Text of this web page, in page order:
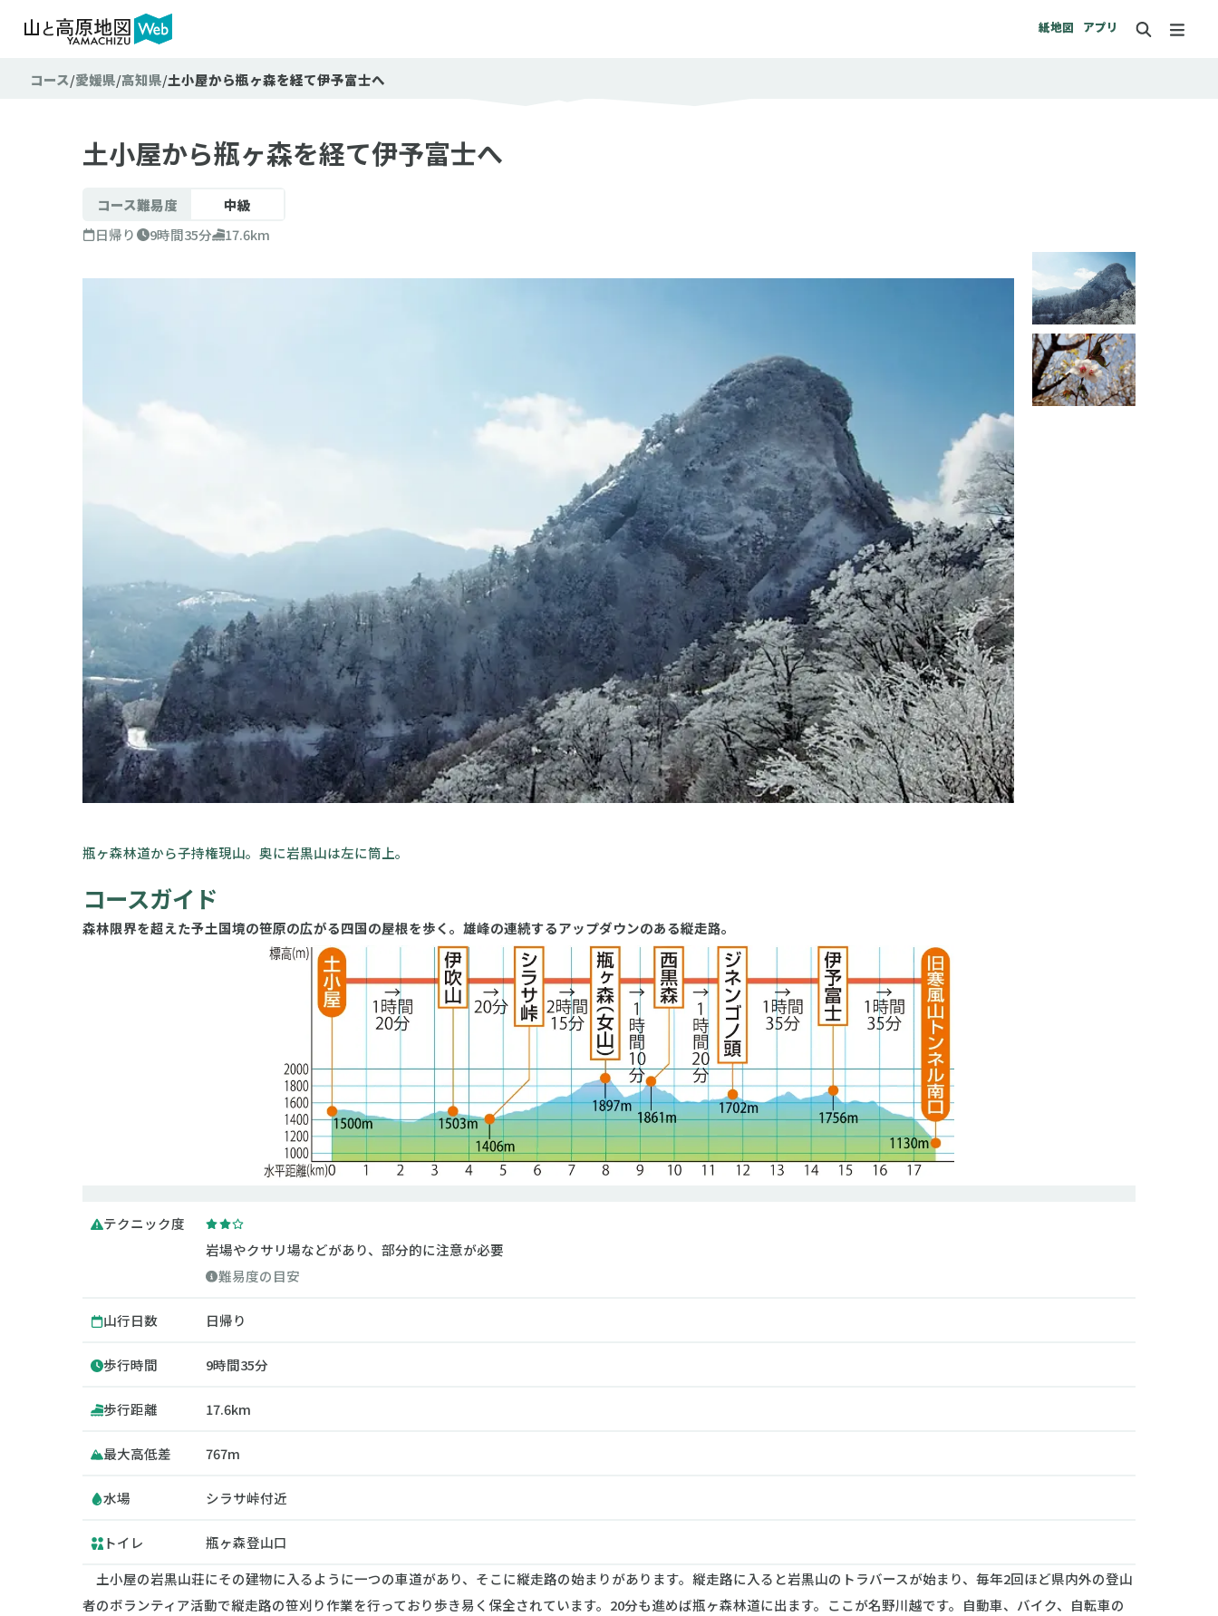
紙地図 アプリ
コース 愛媛県 高知県 土小屋から瓶ヶ森を経て伊予富士へ
土小屋から瓶ヶ森を経て伊予富士へ
コース難易度
中級
日帰り
9時間35分 17.6km
瓶ヶ森林道から子持権現山。奥に岩黒山は左に筒上。
コースガイド
森林限界を超えた予土国境の笹原の広がる四国の屋根を歩く。雄峰の連続するアップダウンのある縦走路。
テクニック度
岩場やクサリ場などがあり、部分的に注意が必要
難易度の目安
岩場やクサリ場などがなく、問題なく歩ける
とじる
山行日数 日帰り
歩行時間 9時間35分
歩行距離 17.6km
最大高低差 767m
水場 シラサ峠付近
トイレ
瓶ヶ森登山口
土小屋の岩黒山荘にその建物に入るように一つの車道があり、そこに縦走路の始まりがあります。縦走路に入ると岩黒山のトラバースが始まり、毎年2回ほど県内外の登山
者のボランティア活動で縦走路の笹刈り作業を行っており歩き易く保全されています。20分も進めば瓶ヶ森林道に出ます。ここが名野川越です。自動車、バイク、自転車の